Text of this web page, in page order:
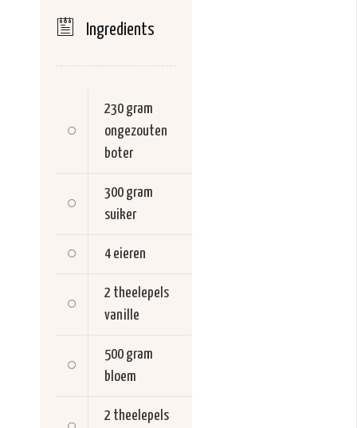
Ingredients
230 gram
ongezouten
boter
300 gram
suiker
4 eieren
2 theelepels
vanille
500 gram
bloem
2 theelepels